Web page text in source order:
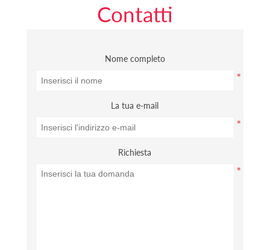
Contatti
Nome completo
*
La tua e-mail
*
Richiesta
*